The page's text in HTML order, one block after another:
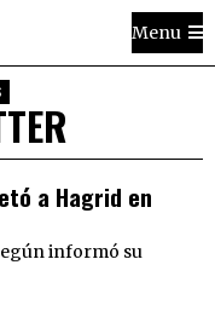
Menu
a Hagrid en
informó su